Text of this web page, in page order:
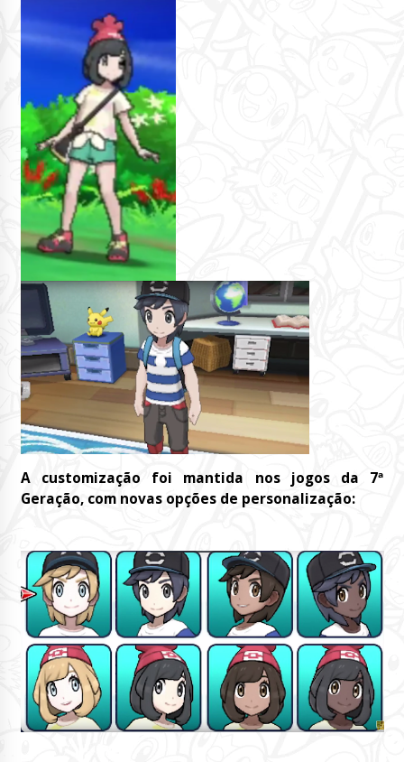
A customização foi mantida nos jogos da 7ª
Geração, com novas opções de personalização: